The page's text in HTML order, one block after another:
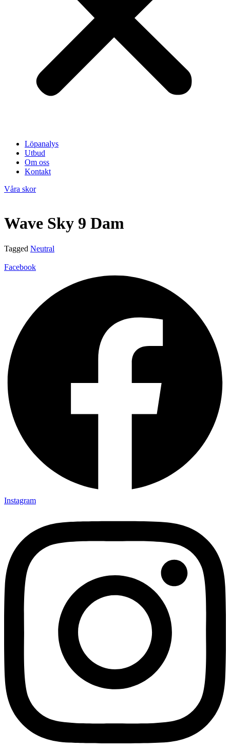
Löpanalys
Utbud
Om oss
Kontakt
Våra skor
Wave Sky 9 Dam
Tagged Neutral
Facebook
Instagram